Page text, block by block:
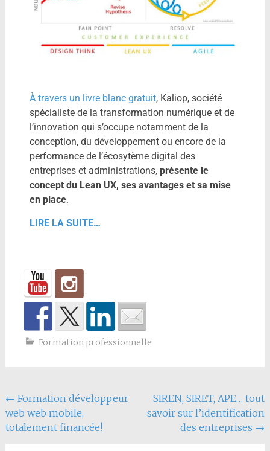
À travers un livre blanc gratuit, Kaliop, société
spécialiste de la transformation numérique et de
l’innovation qui s’occupe notamment de la
conception, du développement ou encore de la
performance de l’écosytème digital des
entreprises et administrations, présente le
concept du Lean UX, ses avantages et sa mise
en place.
LIRE LA SUITE…
Formation professionnelle
← Formation développeur
web web mobile,
totalement financée!
SIREN, SIRET, APE… tout
savoir sur l’identification
des entreprises →